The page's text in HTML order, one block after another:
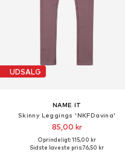
UDSALG
NAME IT
Skinny Leggings 'NKFDavina'
85,00 kr
Oprindeligt: 115,00 kr
Sidste laveste pris:76,50 kr